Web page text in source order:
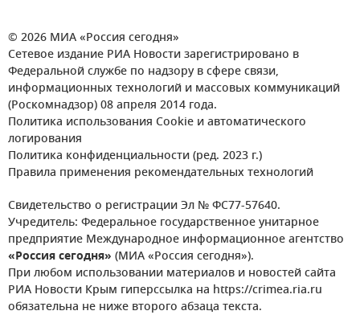
© 2026 МИА «Россия сегодня»
Сетевое издание РИА Новости зарегистрировано в
Федеральной службе по надзору в сфере связи,
информационных технологий и массовых коммуникаций
(Роскомнадзор) 08 апреля 2014 года.
Политика использования Cookie и автоматического
логирования
Политика конфиденциальности (ред. 2023 г.)
Правила применения рекомендательных технологий
Свидетельство о регистрации Эл № ФС77-57640.
Учредитель: Федеральное государственное унитарное
предприятие Международное информационное агентство
«Россия сегодня» (МИА «Россия сегодня»).
При любом использовании материалов и новостей сайта
РИА Новости Крым гиперссылка на https://crimea.ria.ru
обязательна не ниже второго абзаца текста.